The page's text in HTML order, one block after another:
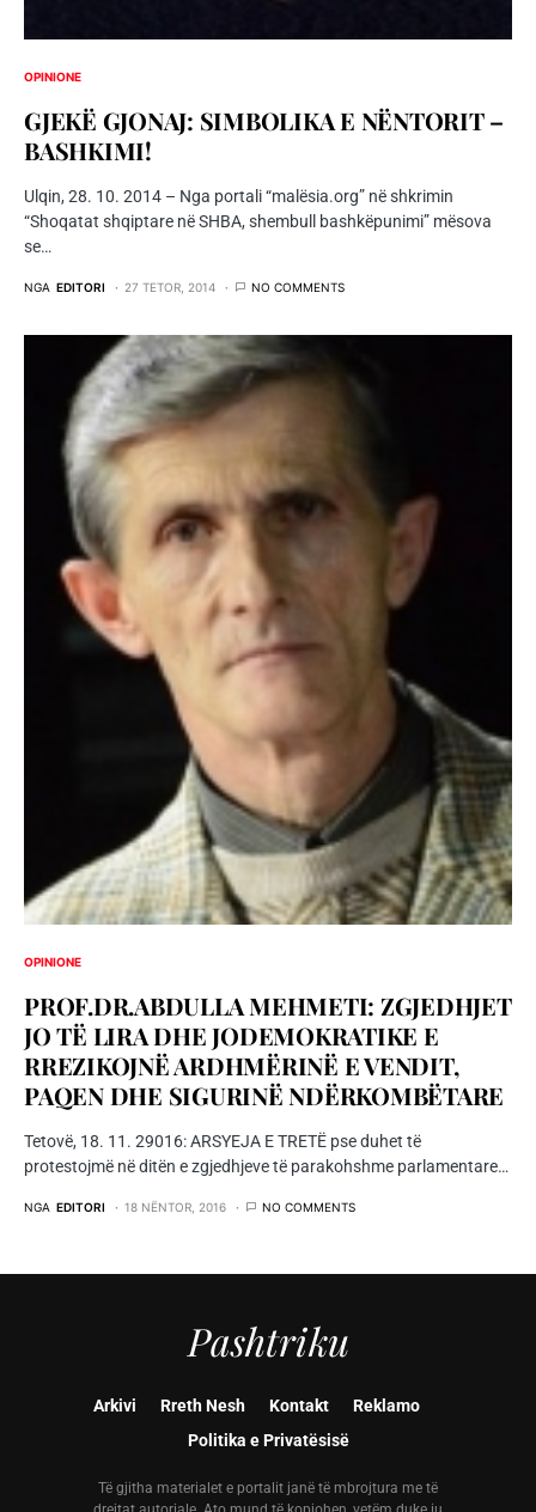
OPINIONE
GJEKË GJONAJ: SIMBOLIKA E NËNTORIT –
BASHKIMI!
Ulqin, 28. 10. 2014 – Nga portali “malësia.org” në shkrimin
“Shoqatat shqiptare në SHBA, shembull bashkëpunimi” mësova
se…
NGA EDITORI 27 TETOR, 2014 NO COMMENTS
OPINIONE
PROF.DR.ABDULLA MEHMETI: ZGJEDHJET
JO TË LIRA DHE JODEMOKRATIKE E
RREZIKOJNË ARDHMËRINË E VENDIT,
PAQEN DHE SIGURINË NDËRKOMBËTARE
Tetovë, 18. 11. 29016: ARSYEJA E TRETË pse duhet të
protestojmë në ditën e zgjedhjeve të parakohshme parlamentare…
NGA EDITORI 18 NËNTOR, 2016 NO COMMENTS
Pashtriku
Arkivi Rreth Nesh Kontakt
Reklamo
Politika e Privatësisë
Të gjitha materialet e portalit janë të mbrojtura me të